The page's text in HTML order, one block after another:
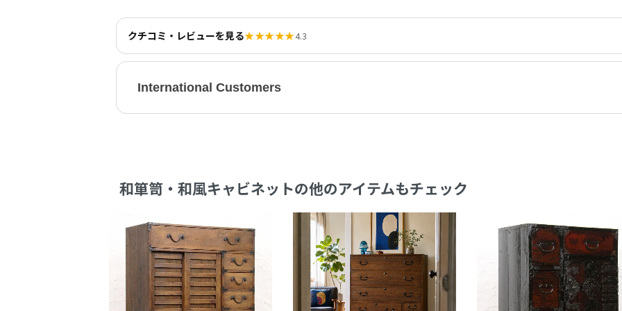
クチコミ・レビューを見る★★★★★4.3
International Customers
和箪笥・和風キャビネットの他のアイテムもチェック